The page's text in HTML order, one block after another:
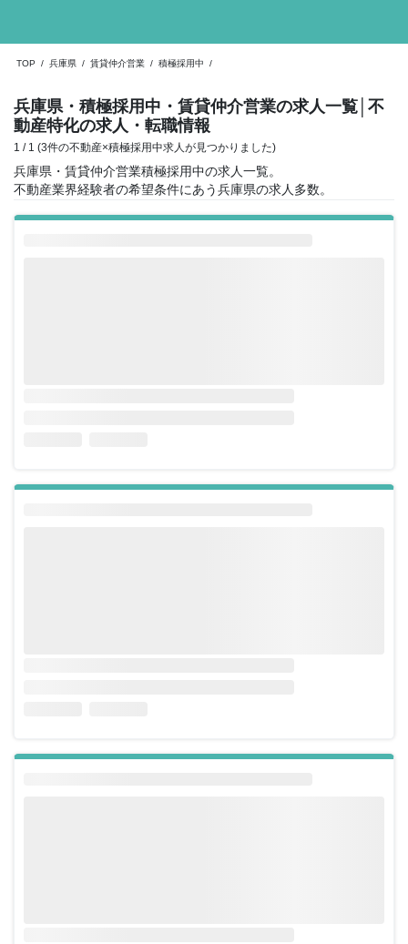
TOP / 兵庫県 / 賃貸仲介営業 / 積極採用中 /
兵庫県・積極採用中・賃貸仲介営業の求人一覧 │不
動産特化の求人・転職情報
1 / 1 (3件の不動産×積極採用中求人が見つかりました)
兵庫県・賃貸仲介営業積極採用中の求人一覧。
不動産業界経験者の希望条件にあう兵庫県の求人多数。